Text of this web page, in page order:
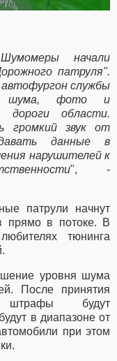
начали
патруля".
автофургон службы
шума, фото и
дороги области.
громкий звук от
данные в
нарушителей к
", -
патрули начнут
прямо в потоке. В
тюнинга
уровня шума
После принятия
штрафы будут
в диапазоне от
при этом